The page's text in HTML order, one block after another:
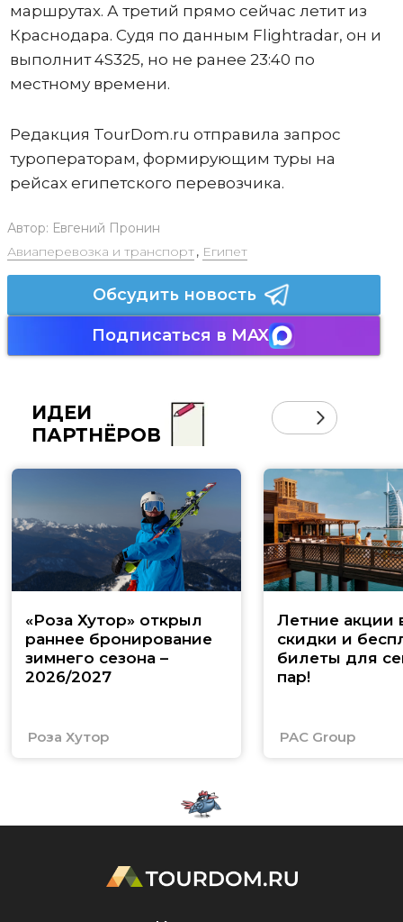
маршрутах. А третий прямо сейчас летит из
Краснодара. Судя по данным Flightradar, он и
выполнит 4S325, но не ранее 23:40 по
местному времени.
Редакция TourDom.ru отправила запрос
туроператорам, формирующим туры на
рейсах египетского перевозчика.
Автор: Евгений Пронин
Авиаперевозка и транспорт, Египет
Обсудить новость
Подписаться в MAX
ИДЕИ
ПАРТНЁРОВ
«Роза Хутор» открыл
раннее бронирование
зимнего сезона –
2026/2027
Роза Хутор
Летние акции
скидки и
билеты для
пар!
PAC Group